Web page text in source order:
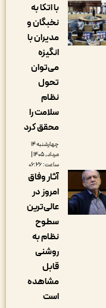
با اتکا به
نخبگان و
مدیران با
می‌توان
سلامت را
محقق کرد
چهارشنبه ۱۴
مرداد, ۱۴۰۵ |
آثار وفاق
امروز در
عالی‌ترین
نظام به
مشاهده